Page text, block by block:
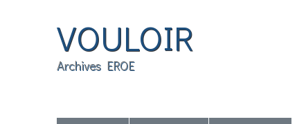
VOULOIR
Archives EROE